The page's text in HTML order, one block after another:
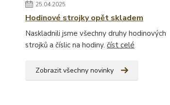
25.04.2025
Hodinové strojky opět skladem
Naskladnili jsme všechny druhy hodinových
strojků a číslic na hodiny. číst celé
Zobrazit všechny novinky